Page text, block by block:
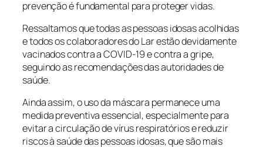
prevenção é fundamental para proteger vidas.
Ressaltamos que todas as pessoas idosas acolhidas
e todos os colaboradores do Lar estão devidamente
vacinados contra a COVID-19 e contra a gripe,
seguindo as recomendações das autoridades de
saúde.
Ainda assim, o uso da máscara permanece uma
medida preventiva essencial, especialmente para
evitar a circulação de vírus respiratórios e reduzir
riscos à saúde das pessoas idosas, que são mais